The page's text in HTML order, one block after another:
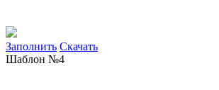
Заполнить Скачать
Шаблон №4